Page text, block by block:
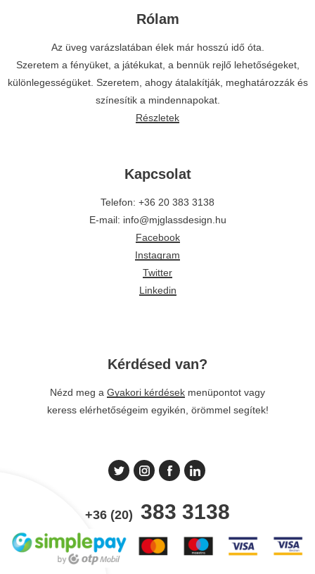
Rólam
Az üveg varázslatában élek már hosszú idő óta.
Szeretem a fényüket, a játékukat, a bennük rejlő lehetőségeket,
különlegességüket. Szeretem, ahogy átalakítják, meghatározzák és
színesítik a mindennapokat.
Részletek
Kapcsolat
Telefon: +36 20 383 3138
E-mail: info@mjglassdesign.hu
Facebook
Instagram
Twitter
Linkedin
Kérdésed van?
Nézd meg a Gyakori kérdések menüpontot vagy
keress elérhetőségeim egyikén, örömmel segítek!
+36 (20) 383 3138